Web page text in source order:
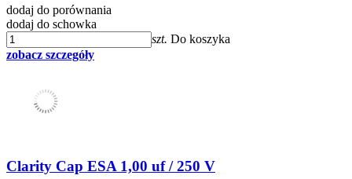
dodaj do porównania
dodaj do schowka
szt. Do koszyka
zobacz szczegóły
Clarity Cap ESA 1,00 uf / 250 V